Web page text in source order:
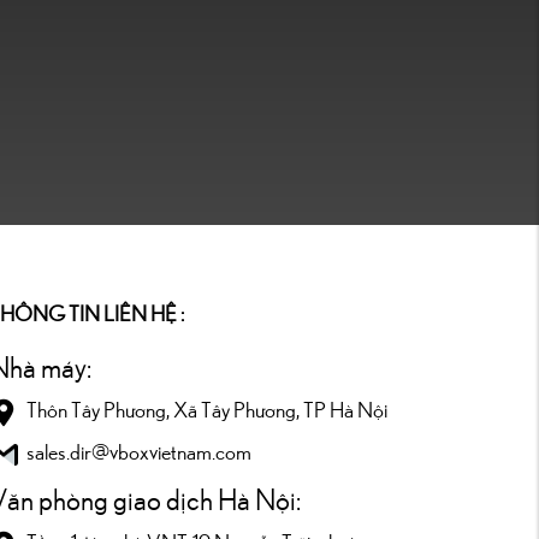
TIN LIÊN HỆ :
máy:
Thôn Tây Phương, Xã Tây Phương, TP Hà Nội
sales.dir@vboxvietnam.com
phòng giao dịch Hà Nội: